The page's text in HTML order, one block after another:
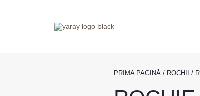
PRIMA PAGINĂ / ROCHII /
Cantitate